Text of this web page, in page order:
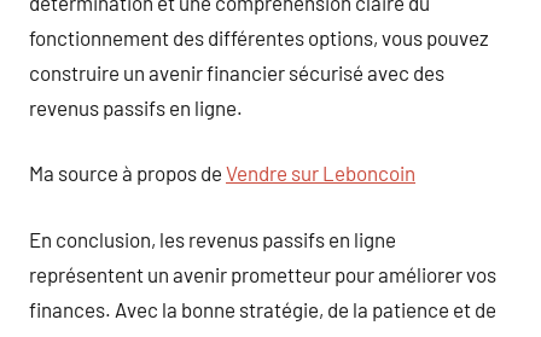
fonctionnement des différentes options, vous pouvez
construire un avenir financier sécurisé avec des
revenus passifs en ligne.
Ma source à propos de Vendre sur Leboncoin
En conclusion, les revenus passifs en ligne
représentent un avenir prometteur pour améliorer vos
finances. Avec la bonne stratégie, de la patience et de